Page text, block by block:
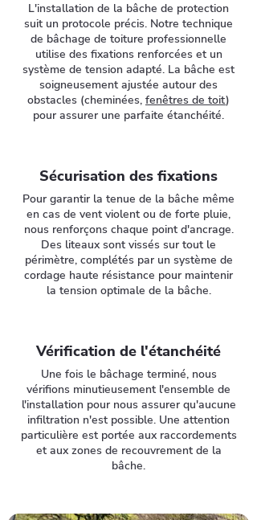
L'installation de la bâche de protection
suit un protocole précis. Notre technique
de bâchage de toiture professionnelle
utilise des fixations renforcées et un
système de tension adapté. La bâche est
soigneusement ajustée autour des
obstacles (cheminées, fenêtres de toit)
pour assurer une parfaite étanchéité.
Sécurisation des fixations
Pour garantir la tenue de la bâche même
en cas de vent violent ou de forte pluie,
nous renforçons chaque point d'ancrage.
Des liteaux sont vissés sur tout le
périmètre, complétés par un système de
cordage haute résistance pour maintenir
la tension optimale de la bâche.
Vérification de l'étanchéité
Une fois le bâchage terminé, nous
vérifions minutieusement l'ensemble de
l'installation pour nous assurer qu'aucune
infiltration n'est possible. Une attention
particulière est portée aux raccordements
et aux zones de recouvrement de la
bâche.